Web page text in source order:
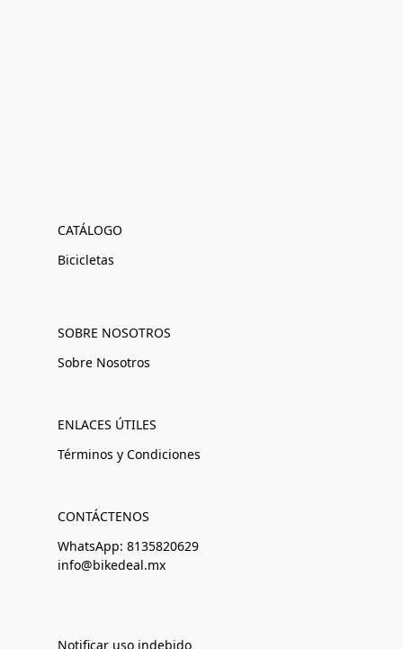
CATÁLOGO
Bicicletas
SOBRE NOSOTROS
Sobre Nosotros
ENLACES ÚTILES
Términos y Condiciones
CONTÁCTENOS
WhatsApp: 8135820629
info@bikedeal.mx
Notificar uso indebido